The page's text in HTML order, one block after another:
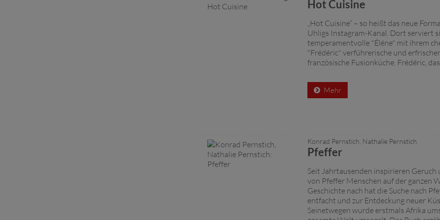
Hot Cuisine
„Hot Cuisine“ – so heißt das neue
Uhligs Instagram-Kanal. Dort serviert
temperamentvolle "Éléne" mit ihrem
"Frédéric" verführerische und
französische Fusionküche. Frédéric,
Mehr
Konrad Pernstich, Nathalie Pernstich
Pfeffer
Seit Jahrtausenden inspirieren Geruch
von Pfeffer Menschen auf der ganzen
Geschichte nach hat die Suche nach
entfacht und zur Entdeckung neuer
Seinetwegen wurde erstmals Afrika